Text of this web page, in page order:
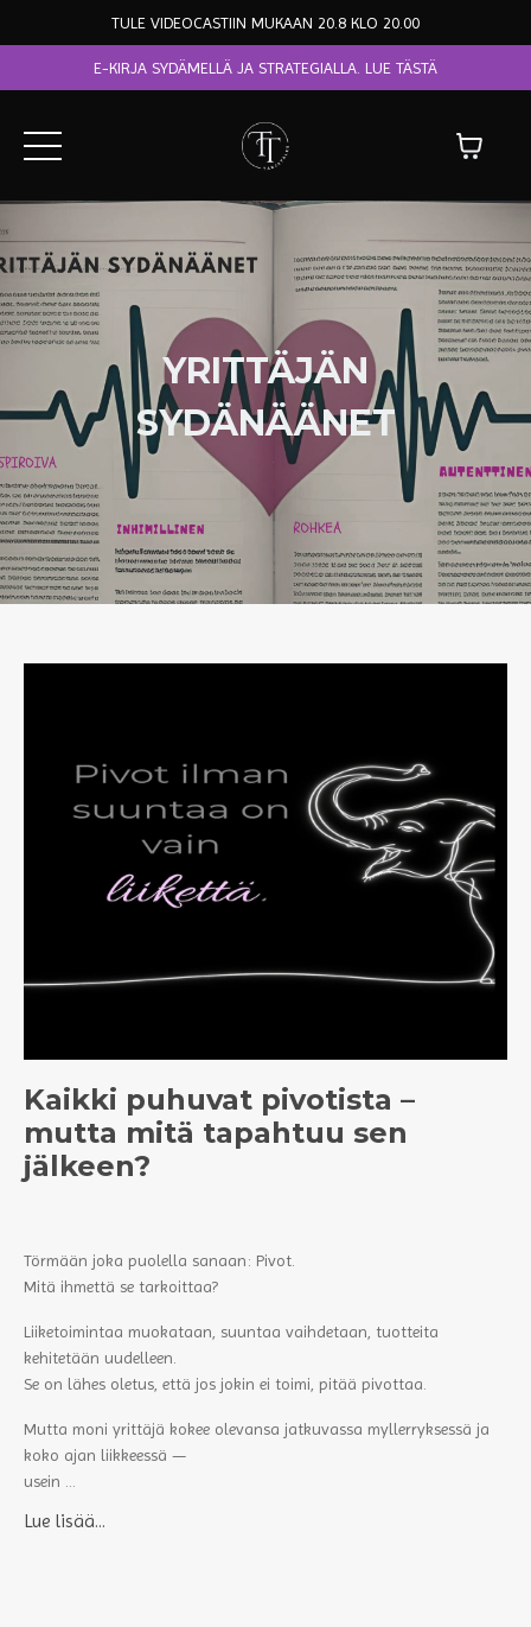
TULE VIDEOCASTIIN MUKAAN 20.8 KLO 20.00
E-KIRJA SYDÄMELLÄ JA STRATEGIALLA. LUE TÄSTÄ
YRITTÄJÄN
SYDÄNÄÄNET
Kaikki puhuvat pivotista –
mutta mitä tapahtuu sen
jälkeen?
Törmään joka puolella sanaan: Pivot.
Mitä ihmettä se tarkoittaa?
Liiketoimintaa muokataan, suuntaa vaihdetaan, tuotteita
kehitetään uudelleen.
Se on lähes oletus, että jos jokin ei toimi, pitää pivottaa.
Mutta moni yrittäjä kokee olevansa jatkuvassa myllerryksessä ja
koko ajan liikkeessä —
usein ...
Lue lisää...